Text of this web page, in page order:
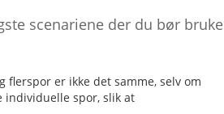
scenariene der du bør bruke
flerspor er ikke det samme, selv om
individuelle spor, slik at